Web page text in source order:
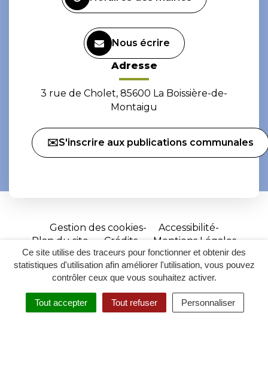
Ce site utilise des traceurs pour fonctionner et obtenir des
statistiques d'utilisation afin améliorer l'utilisation, vous pouvez
contrôler ceux que vous souhaitez activer.
Tout accepter Tout refuser Personnaliser
RECHERCHER
ACCESSIBILITÉ
Nous écrire
Adresse
3 rue de Cholet, 85600 La Boissière-de-
Montaigu
✉️S'inscrire aux publications communales
Gestion des cookies
Accessibilité
Plan du site
Crédits
Mentions Légales
Site
réalisé
par
Inovagora